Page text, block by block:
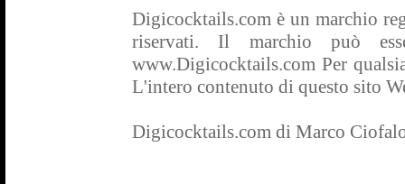
Digicocktails.com è un marchio
riservati. Il marchio può
www.Digicocktails.com Per
L'intero contenuto di questo sito
Digicocktails.com di Marco